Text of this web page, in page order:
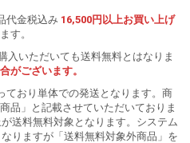
代金税込み 16,500円以上お買い上げ
す。
入いただいても送料無料とはなりま
がございます。
ており単体での発送となります。商
品」と記載させていただいておりま
送料無料対象となります。システム
りますが「送料無料対象外商品」を